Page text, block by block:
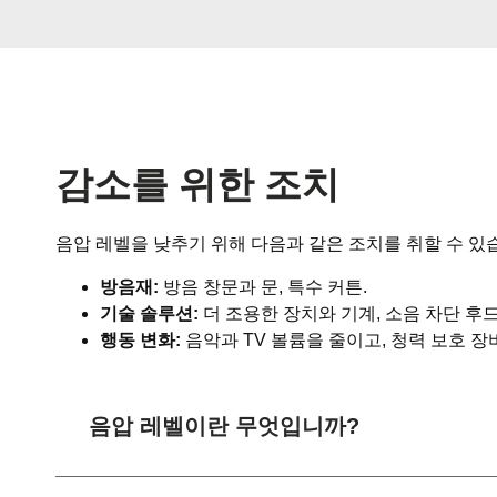
감소를 위한 조치
음압 레벨을 낮추기 위해 다음과 같은 조치를 취할 수 있
방음재: 방음 창문과 문, 특수 커튼.
기술 솔루션: 더 조용한 장치와 기계, 소음 차단 후
행동 변화: 음악과 TV 볼륨을 줄이고, 청력 보호 장
음압 레벨이란 무엇입니까?